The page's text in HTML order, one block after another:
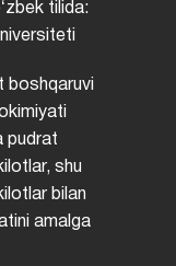
tilida:
boshqaruvi
pudrat
shu
bilan
amalga